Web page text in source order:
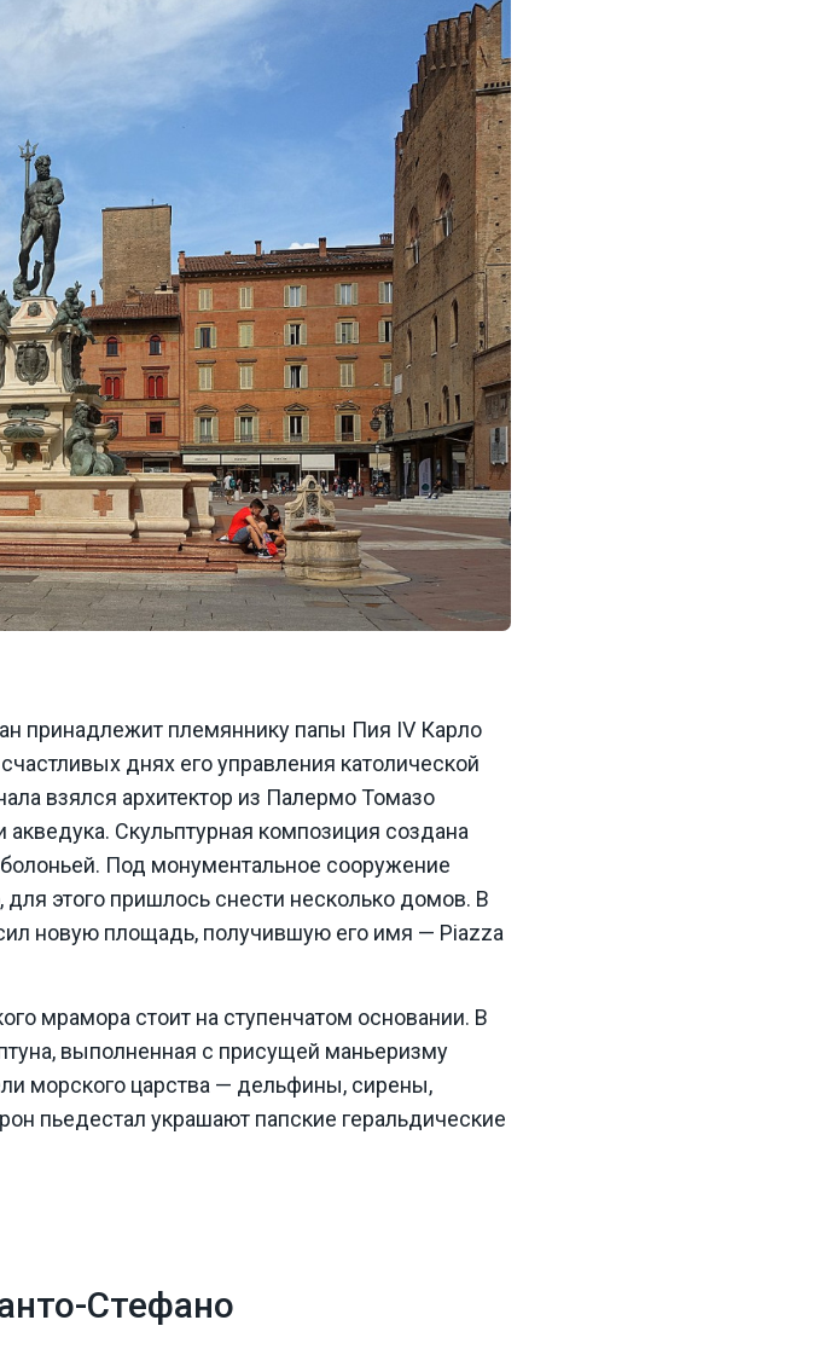
принадлежит племяннику папы Пия IV Карло
днях его управления католической
взялся архитектор из Палермо Томазо
Скульптурная композиция создана
Под монументальное сооружение
этого пришлось снести несколько домов. В
новую площадь, получившую его имя — Piazza
мрамора стоит на ступенчатом основании. В
выполненная с присущей маньеризму
морского царства — дельфины, сирены,
пьедестал украшают папские геральдические
Стефано